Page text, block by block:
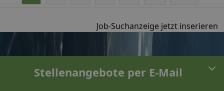
Job-Suchanzeige jetzt inserieren
Stellenangebote per E-Mail